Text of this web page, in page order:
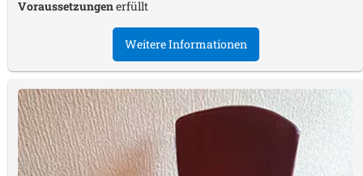
Voraussetzungenerfüllt
Weitere Informationen